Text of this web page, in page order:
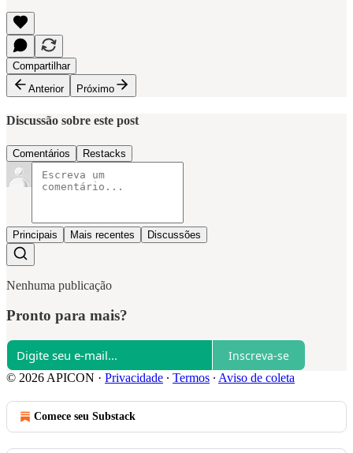
Compartilhar
Anterior
Próximo
Discussão sobre este post
Comentários Restacks
Principais Mais recentes Discussões
Nenhuma publicação
Pronto para mais?
Inscreva-se
© 2026 APICON · Privacidade ∙ Termos ∙ Aviso de coleta
Comece seu Substack